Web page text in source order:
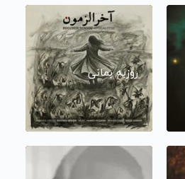
روزبه بمانی